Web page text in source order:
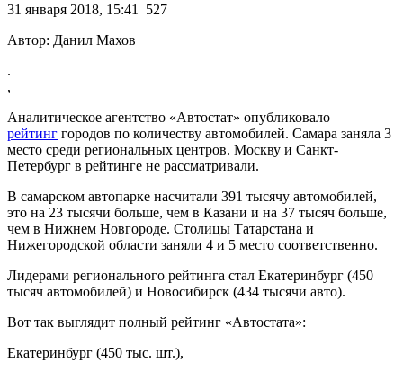
31 января 2018, 15:41
527
Автор: Данил Махов
.
,
Аналитическое агентство «Автостат» опубликовало
рейтинг городов по количеству автомобилей. Самара заняла 3
место среди региональных центров. Москву и Санкт-
Петербург в рейтинге не рассматривали.
В самарском автопарке насчитали 391 тысячу автомобилей,
это на 23 тысячи больше, чем в Казани и на 37 тысяч больше,
чем в Нижнем Новгороде. Столицы Татарстана и
Нижегородской области заняли 4 и 5 место соответственно.
Лидерами регионального рейтинга стал Екатеринбург (450
тысяч автомобилей) и Новосибирск (434 тысячи авто).
Вот так выглядит полный рейтинг «Автостата»:
Екатеринбург (450 тыс. шт.),